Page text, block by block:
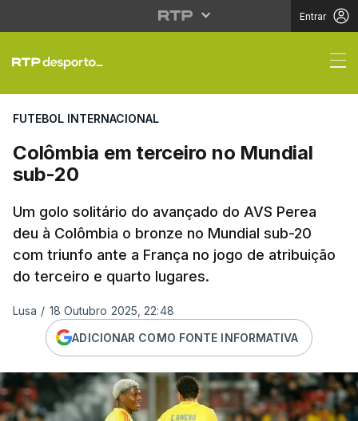
Entrar
Colômbia em terceiro
FUTEBOL INTERNACIONAL
Colômbia em terceiro no Mundial
sub-20
Um golo solitário do avançado do AVS Perea
deu à Colômbia o bronze no Mundial sub-20
com triunfo ante a França no jogo de atribuição
do terceiro e quarto lugares.
Lusa / 18 Outubro 2025, 22:48
ADICIONAR COMO FONTE INFORMATIVA